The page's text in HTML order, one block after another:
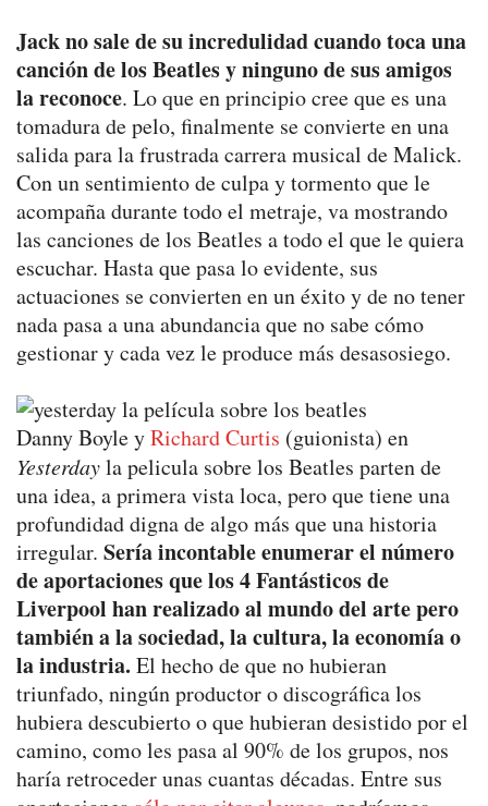
Jack no sale de su incredulidad cuando toca una
canción de los Beatles y ninguno de sus amigos
la reconoce. Lo que en principio cree que es una
tomadura de pelo, finalmente se convierte en una
salida para la frustrada carrera musical de Malick.
Con un sentimiento de culpa y tormento que le
acompaña durante todo el metraje, va mostrando
las canciones de los Beatles a todo el que le quiera
escuchar. Hasta que pasa lo evidente, sus
actuaciones se convierten en un éxito y de no tener
nada pasa a una abundancia que no sabe cómo
gestionar y cada vez le produce más desasosiego.
Danny Boyle yRichard Curtis (guionista) en
Yesterdayla pelicula sobre los Beatles parten de
una idea, a primera vista loca, pero que tiene una
profundidad digna de algo más que una historia
irregular. Sería incontable enumerar el número
de aportaciones que los 4 Fantásticos de
Liverpool han realizado al mundo del arte pero
también a la sociedad, la cultura, la economía o
la industria. El hecho de que no hubieran
triunfado, ningún productor o discográfica los
hubiera descubierto o que hubieran desistido por el
camino, como les pasa al 90% de los grupos, nos
haría retroceder unas cuantas décadas. Entre sus